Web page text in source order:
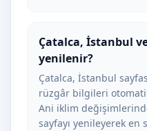
Çatalca, İstanbul
yenilenir?
Çatalca, İstanbul
rüzgâr bilgileri
Ani iklim
sayfayı yenileyerek en